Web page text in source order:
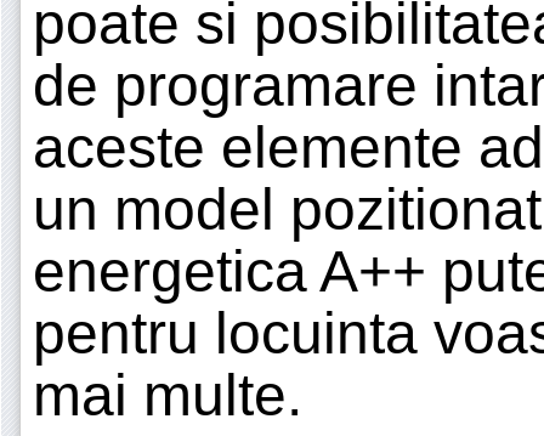
poate si
de programare
aceste elemente
un model
energetica A++
pentru locuinta
mai multe.